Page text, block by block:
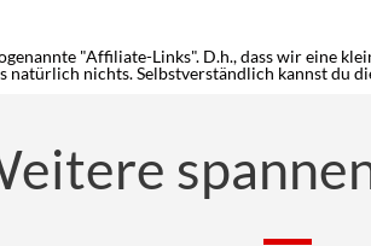
"Affiliate-Links". D.h., dass wir eine
natürlich nichts. Selbstverständlich kannst du